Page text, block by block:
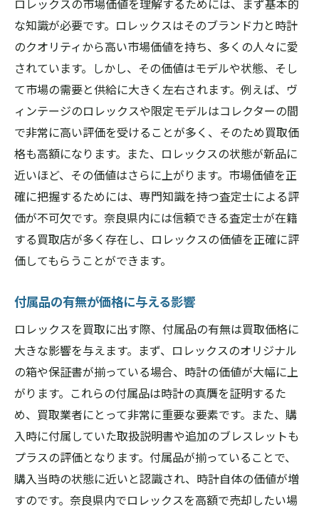
ロレックスの市場価値を理解するためには、まず基本的
な知識が必要です。ロレックスはそのブランド力と時計
のクオリティから高い市場価値を持ち、多くの人々に愛
されています。しかし、その価値はモデルや状態、そし
て市場の需要と供給に大きく左右されます。例えば、ヴ
ィンテージのロレックスや限定モデルはコレクターの間
で非常に高い評価を受けることが多く、そのため買取価
格も高額になります。また、ロレックスの状態が新品に
近いほど、その価値はさらに上がります。市場価値を正
確に把握するためには、専門知識を持つ査定士による評
価が不可欠です。奈良県内には信頼できる査定士が在籍
する買取店が多く存在し、ロレックスの価値を正確に評
価してもらうことができます。
付属品の有無が価格に与える影響
ロレックスを買取に出す際、付属品の有無は買取価格に
大きな影響を与えます。まず、ロレックスのオリジナル
の箱や保証書が揃っている場合、時計の価値が大幅に上
がります。これらの付属品は時計の真贋を証明するた
め、買取業者にとって非常に重要な要素です。また、購
入時に付属していた取扱説明書や追加のブレスレットも
プラスの評価となります。付属品が揃っていることで、
購入当時の状態に近いと認識され、時計自体の価値が増
すのです。奈良県内でロレックスを高額で売却したい場